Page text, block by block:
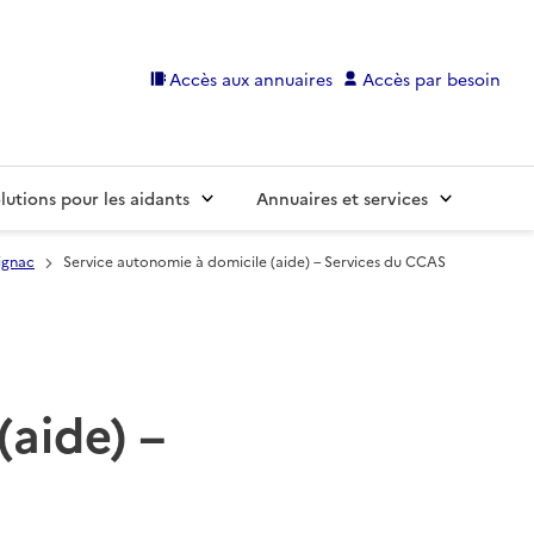
Accès aux annuaires Accès par besoin
pour les aidants Annuaires et services
Service autonomie à domicile (aide) – Services du CCAS
–